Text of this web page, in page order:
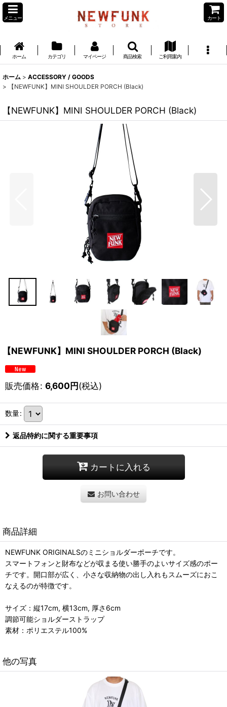
メニュー カート
ホーム カテゴリ マイページ 商品検索 ご利用案内
ホーム > ACCESSORY / GOODS
>
【NEWFUNK】MINI SHOULDER PORCH (Black)
【NEWFUNK】MINI SHOULDER PORCH (Black)
【NEWFUNK】MINI SHOULDER PORCH (Black)
販売価格: 6,600円(税込)
数量:
返品特約に関する重要事項
カートに入れる
お問い合わせ
商品詳細
NEWFUNK ORIGINALSのミニショルダーポーチです。
スマートフォンと財布などが収まる使い勝手のよいサイズ感のポー
チです。開口部が広く、小さな収納物の出し入れもスムーズにおこ
なえるのが特徴です。
サイズ：縦17cm, 横13cm, 厚さ6cm
調節可能ショルダーストラップ
素材：ポリエステル100%
他の写真